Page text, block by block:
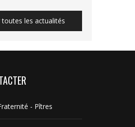
toutes les actualités
- Pîtres